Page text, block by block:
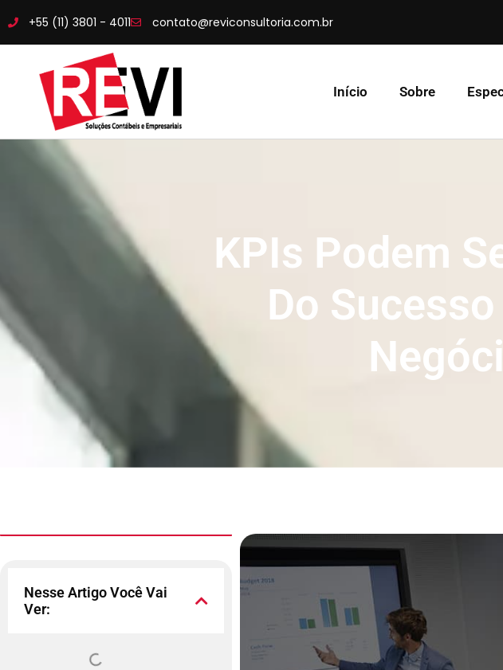
+55 (11) 3801 - 4011 contato@reviconsultoria.com.br
Início Sobre
KPIs Podem
Do
Nesse Artigo Você Vai
Ver: